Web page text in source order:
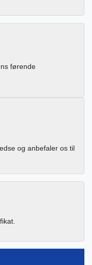
førende
og anbefaler os til